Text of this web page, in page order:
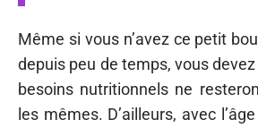
Même si vous n’avez ce petit
depuis peu de temps, vous
besoins nutritionnels ne
les mêmes. D’ailleurs, avec